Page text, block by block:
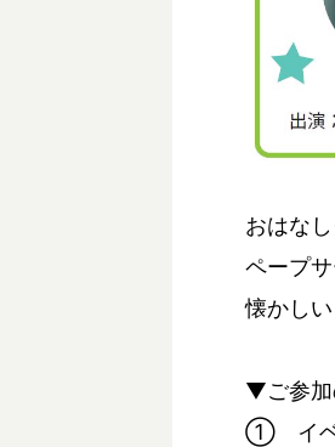
おはな
ペープ
懐かし
▼ご参加
① イベ